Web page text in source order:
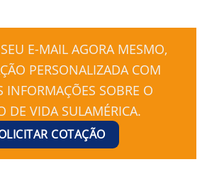
E-MAIL AGORA MESMO,
PERSONALIZADA COM
INFORMAÇÕES SOBRE O
DE VIDA SULAMÉRICA.
COTAÇÃO